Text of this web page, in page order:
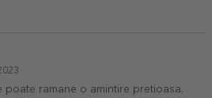
poate ramane o amintire pretioasa.